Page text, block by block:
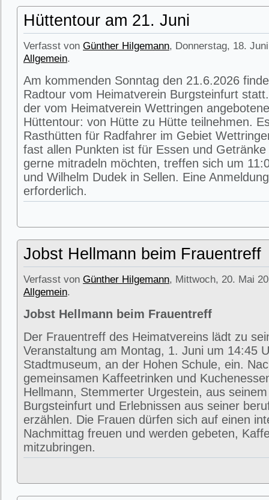
Hüttentour am 21. Juni
Verfasst von Günther Hilgemann, Donnerstag, 18.
Allgemein.
Am kommenden Sonntag den 21.6.2026
Radtour vom Heimatverein Burgsteinfurt
der vom Heimatverein Wettringen
Hüttentour: von Hütte zu Hütte teilnehmen.
Rasthütten für Radfahrer im Gebiet
fast allen Punkten ist für Essen und
gerne mitradeln möchten, treffen sich um
und Wilhelm Dudek in Sellen. Eine
erforderlich.
Jobst Hellmann beim Frauentreff
Verfasst von Günther Hilgemann, Mittwoch, 20. Mai
Allgemein.
Jobst Hellmann beim Frauentreff
Der Frauentreff des Heimatvereins lädt zu
Veranstaltung am Montag, 1. Juni um 14:45
Stadtmuseum, an der Hohen Schule, ein.
gemeinsamen Kaffeetrinken und
Hellmann, Stemmerter Urgestein, aus
Burgsteinfurt und Erlebnissen aus seiner
erzählen. Die Frauen dürfen sich auf einen
Nachmittag freuen und werden gebeten,
mitzubringen.